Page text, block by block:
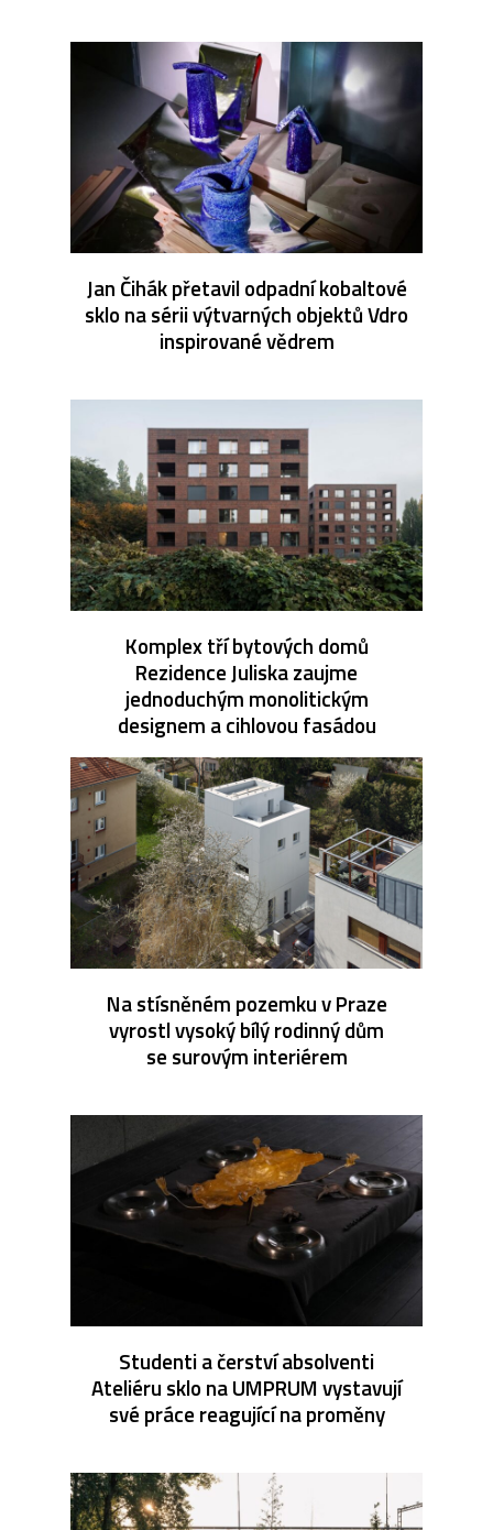
Jan Čihák přetavil odpadní kobaltové
sklo na sérii výtvarných objektů Vdro
inspirované vědrem
Komplex tří bytových domů
Rezidence Juliska zaujme
jednoduchým monolitickým
designem a cihlovou fasádou
Na stísněném pozemku v Praze
vyrostl vysoký bílý rodinný dům
se surovým interiérem
Studenti a čerství absolventi
Ateliéru sklo na UMPRUM vystavují
své práce reagující na proměny